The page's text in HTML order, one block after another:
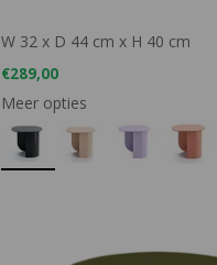
W 32 x D 44 cm x H 40 cm
€289,00
Meer opties